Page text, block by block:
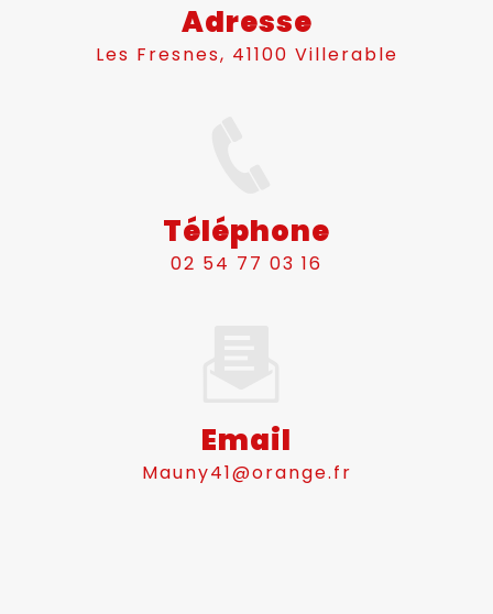
Adresse
Les Fresnes, 41100 Villerable
Téléphone
02 54 77 03 16
Email
mauny41@orange.fr